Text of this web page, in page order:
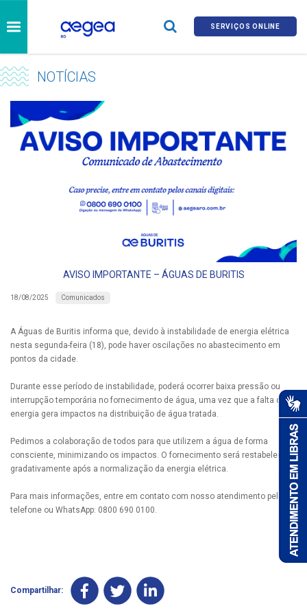
SERVIÇOS ONLINE
NOTÍCIAS
AVISO IMPORTANTE – ÁGUAS DE BURITIS
18/08/2025 Comunicados
A Águas de Buritis informa que, devido à instabilidade de energia elétrica
nesta segunda-feira (18), pode haver oscilações no abastecimento em
pontos da cidade.
Durante esse período de instabilidade, poderá ocorrer baixa pressão ou
interrupção temporária no fornecimento de água, uma vez que a falta de
energia gera impactos na distribuição de água tratada.
Pedimos a colaboração de todos para que utilizem a água de forma
consciente, minimizando os impactos. O fornecimento será restabelecido
gradativamente após a normalização da energia elétrica.
Para mais informações, entre em contato com nosso atendimento pelo
telefone ou WhatsApp: 0800 690 0100.
Compartilhar: